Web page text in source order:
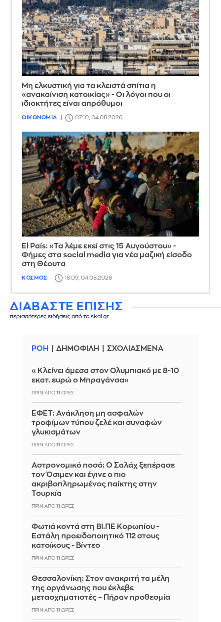
Μη ελκυστική για τα κλειστά σπίτια η
«ανακαίνιση κατοικίας» - Οι λόγοι που οι
ιδιοκτήτες είναι απρόθυμοι
ΟΙΚΟΝΟΜΙΑ 07:10, 04.08.2026
El País: «Τα λέμε εκεί στις 15 Αυγούστου» -
Φήμες στα social media για νέα μαζική είσοδο
στη Θέουτα
ΚΟΣΜΟΣ 18:09, 04.08.2026
ΔΙΑΒΑΣΤΕ ΕΠΙΣΗΣ
περισσότερες ειδήσεις από το skai.gr
ΡΟΗ ΔΗΜΟΦΙΛΗ ΣΧΟΛΙΑΣΜΕΝΑ
«Κλείνει άμεσα στον Ολυμπιακό με 8-10
εκατ. ευρώ ο Μπραγάνσα»
ΠΡΙΝ ΑΠΌ 11 ΏΡΕΣ
ΕΦΕΤ: Ανάκληση μη ασφαλών
τροφίμων τύπου ζελέ και συναφών
γλυκισμάτων
ΠΡΙΝ ΑΠΌ 11 ΏΡΕΣ
Αστρονομικό ποσό: Ο Σαλάχ ξεπέρασε
τον Όσιμεν και έγινε ο πιο
ακριβοπληρωμένος παίκτης στην
Τουρκία
ΠΡΙΝ ΑΠΌ 11 ΏΡΕΣ
Φωτιά κοντά στη ΒΙ.ΠΕ Κορωπίου -
Εστάλη προειδοποιητικό 112 στους
κατοίκους - Βίντεο
ΠΡΙΝ ΑΠΌ 11 ΏΡΕΣ
Θεσσαλονίκη: Στον ανακριτή τα μέλη
της οργάνωσης που έκλεβε
μετασχηματιστές – Πήραν προθεσμία
ΠΡΙΝ ΑΠΌ 11 ΏΡΕΣ